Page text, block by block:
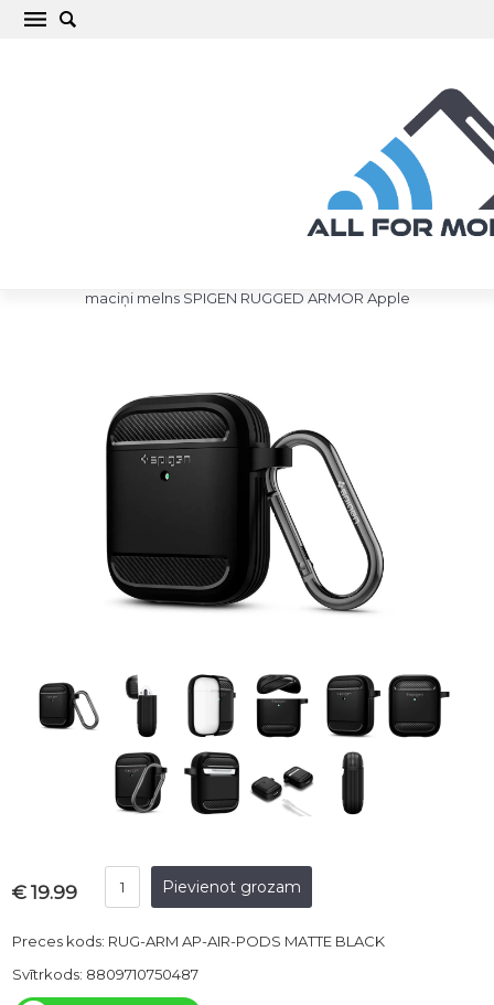
Apple AirPods Aizsargvāciņi un maciņi melns
maciņi melns SPIGEN RUGGED ARMOR Apple
€ 19.99
Preces kods: RUG-ARM AP-AIR-PODS MATTE BLACK
Svītrkods: 8809710750487